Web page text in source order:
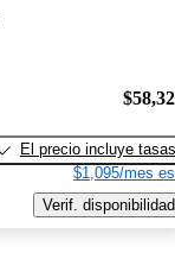
El precio incluye tasas
$1,095/mes
Verif. disponibilidad